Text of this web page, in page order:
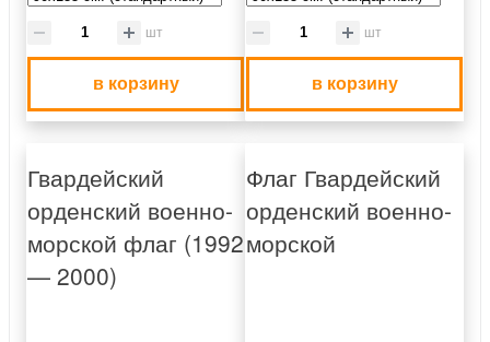
шт
в корзину
шт
в корзину
Гвардейский
орденский военно-
морской флаг (1992
— 2000)
Флаг Гвардейский
орденский военно-
морской